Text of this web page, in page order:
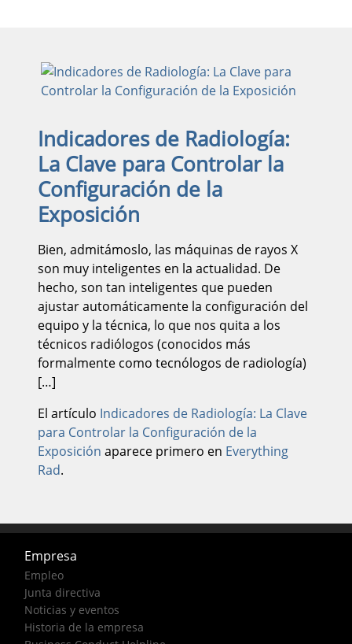
Indicadores de Radiología:
La Clave para Controlar la
Configuración de la
Exposición
Bien, admitámoslo, las máquinas de rayos X
son muy inteligentes en la actualidad. De
hecho, son tan inteligentes que pueden
ajustar automáticamente la configuración del
equipo y la técnica, lo que nos quita a los
técnicos radiólogos (conocidos más
formalmente como tecnólogos de radiología)
[…]
El artículo Indicadores de Radiología: La Clave
para Controlar la Configuración de la
Exposición aparece primero en Everything
Rad.
Empresa
Empleo
Junta directiva
Noticias y eventos
Historia de la empresa